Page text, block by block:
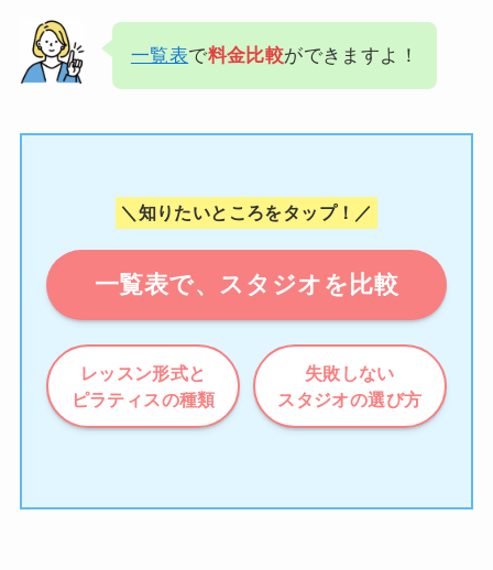
一覧表で料金比較ができますよ！
＼知りたいところをタップ！／
一覧表で、スタジオを比較
レッスン形式と
ピラティスの種類
失敗しない
スタジオの選び方